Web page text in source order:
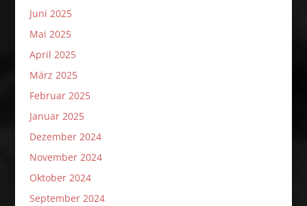
Juni 2025
Mai 2025
April 2025
März 2025
Februar 2025
Januar 2025
Dezember 2024
November 2024
Oktober 2024
September 2024